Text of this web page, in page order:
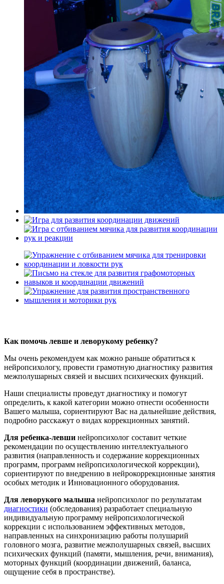
Как помочь левше и леворукому ребенку?
Мы очень рекомендуем как можно раньше обратиться к
нейропсихологу, провести грамотную диагностику развития
межполушарных связей и высших психических функций.
Наши специалисты проведут диагностику и помогут
определить, к какой категории можно отнести особенности
Вашего малыша, сориентируют Вас на дальнейшие действия,
подробно расскажут о видах коррекционных занятий.
Для ребенка-левши нейропсихолог составит четкие
рекомендации по осуществлению интеллектуального
развития (направленность и содержание коррекционных
программ, программ нейропсихологической коррекции),
сориентируют по внедрению в нейрокоррекционные занятия
особых методик и Инновационного оборудования.
Для леворукого малыша нейропсихолог по результатам
диагностики (обследования) разработает специальную
индивидуальную программу нейропсихологической
коррекции с использованием эффективных методов,
направленных на синхронизацию работы полушарий
головного мозга, развитие межполушарных связей, высших
психических функций (памяти, мышления, речи, внимания),
моторных функций (координации движений, баланса,
ощущение себя в пространстве).